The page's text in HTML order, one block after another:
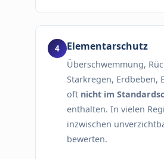
Elementarschutz
Überschwemmung,
Starkregen, Erdbeben,
oft nicht im
enthalten. In vielen
inzwischen
bewerten.